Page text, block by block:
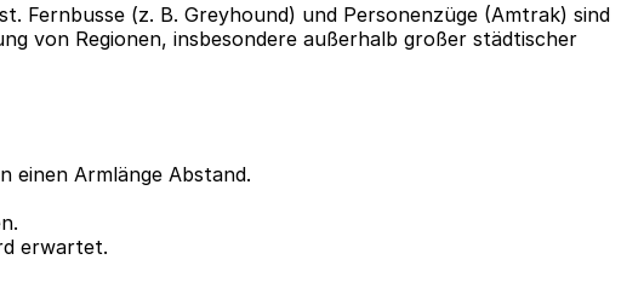
Fernbusse (z. B. Greyhound) und Personenzüge (Amtrak) sind
von Regionen, insbesondere außerhalb großer städtischer
einen Armlänge Abstand.
erwartet.